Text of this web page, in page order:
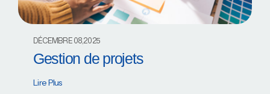
DÉCEMBRE 08,2025
Gestion de projets
Lire Plus